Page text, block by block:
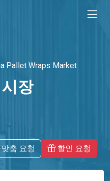
Pallet Wraps Market
장
맞춤 요청 할인 요청